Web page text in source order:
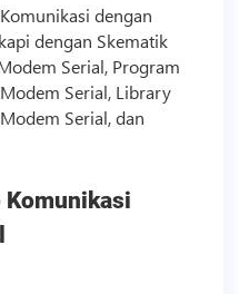
dengan
dengan Skematik
Serial, Program
Serial, Library
Serial, dan